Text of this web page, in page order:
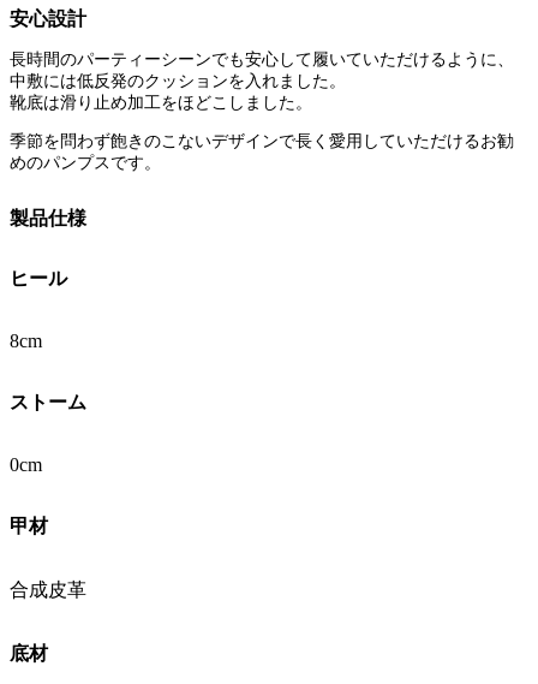
安心設計
長時間のパーティーシーンでも安心して履いていただけるように、
中敷には低反発のクッションを入れました。
靴底は滑り止め加工をほどこしました。
季節を問わず飽きのこないデザインで長く愛用していただけるお勧
めのパンプスです。
製品仕様
ヒール
8cm
ストーム
0cm
甲材
合成皮革
底材